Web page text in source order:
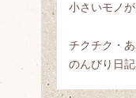
小さいモノ
チクチク・
のんびり日記